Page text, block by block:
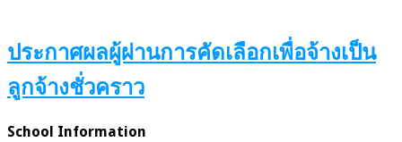
ประกาศผลผู้ผ่านการคัดเลือกเพื่อจ้างเป็น
ลูกจ้างชั่วคราว
School Information